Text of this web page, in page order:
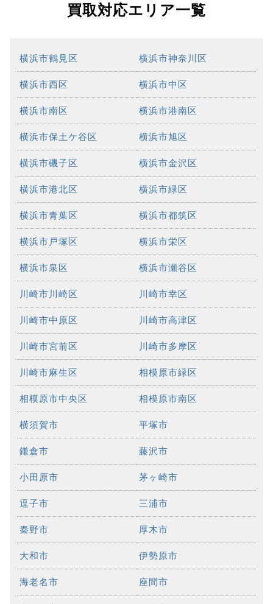
買取対応エリア一覧
横浜市鶴見区 横浜市神奈川区
横浜市西区 横浜市中区
横浜市南区 横浜市港南区
横浜市保土ケ谷区 横浜市旭区
横浜市磯子区 横浜市金沢区
横浜市港北区 横浜市緑区
横浜市青葉区 横浜市都筑区
横浜市戸塚区 横浜市栄区
横浜市泉区 横浜市瀬谷区
川崎市川崎区 川崎市幸区
川崎市中原区 川崎市高津区
川崎市宮前区 川崎市多摩区
川崎市麻生区 相模原市緑区
相模原市中央区 相模原市南区
横須賀市 平塚市
鎌倉市 藤沢市
小田原市 茅ヶ崎市
逗子市 三浦市
秦野市 厚木市
大和市 伊勢原市
海老名市 座間市